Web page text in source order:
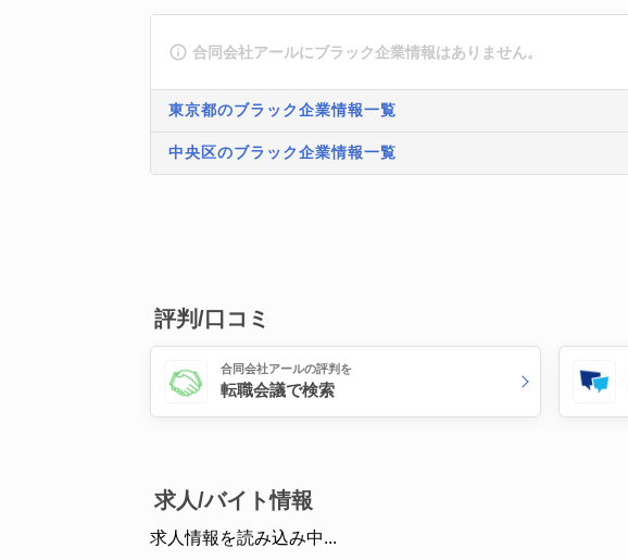
合同会社アールにブラック企業情報はありません。
東京都のブラック企業情報一覧
中央区のブラック企業情報一覧
評判/口コミ
合同会社アールの評判を
転職会議で検索
求人/バイト情報
求人情報を読み込み中...